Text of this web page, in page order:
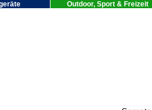
Outdoor, Sport & Freizeit